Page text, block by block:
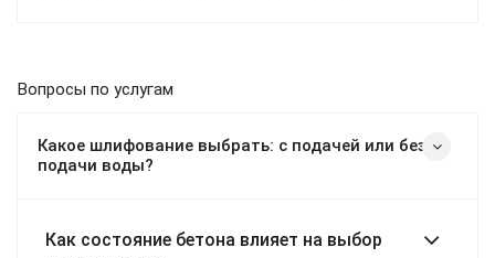
Вопросы по услугам
Какое шлифование выбрать: с подачей или без
подачи воды?
Как состояние бетона влияет на выбор